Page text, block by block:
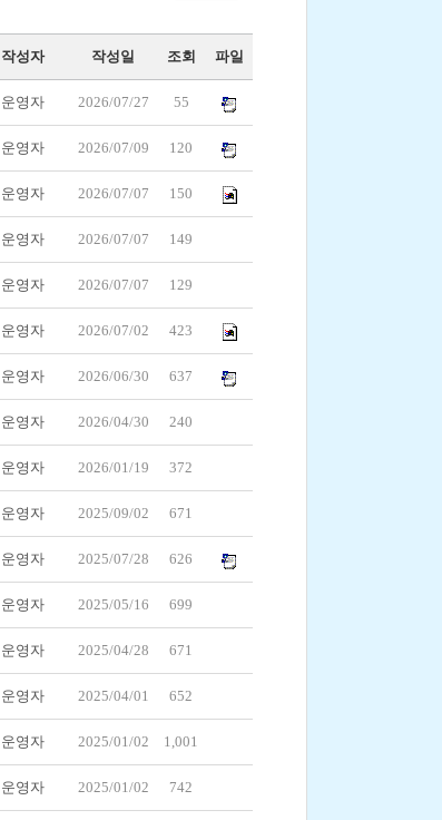
작성자 작성일 조회 파일
운영자 2026/07/27 55
운영자 2026/07/09 120
운영자 2026/07/07 150
운영자 2026/07/07 149
운영자 2026/07/07 129
운영자 2026/07/02 423
운영자 2026/06/30 637
운영자 2026/04/30 240
운영자 2026/01/19 372
운영자 2025/09/02 671
운영자 2025/07/28 626
운영자 2025/05/16 699
운영자 2025/04/28 671
운영자 2025/04/01 652
운영자 2025/01/02 1,001
운영자 2025/01/02 742